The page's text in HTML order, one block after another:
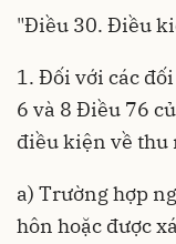
"Điều 30. Điều
1. Đối với các
6 và 8 Điều 76
điều kiện về thu
a) Trường hợp
hôn hoặc được